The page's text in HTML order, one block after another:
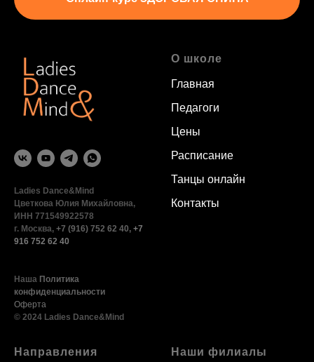
Ladies Dance&Mind
Цветкова Юлия Михайловна,
ИНН 771549922578
г. Москва, +7 (916) 752 62 40, +7
916 752 62 40
Наша Политика
конфиденциальности
Оферта
© 2024 Ladies Dance&Mind
О школе
Главная
Педагоги
Цены
Расписание
Танцы онлайн
Контакты
Направления Наши филиалы